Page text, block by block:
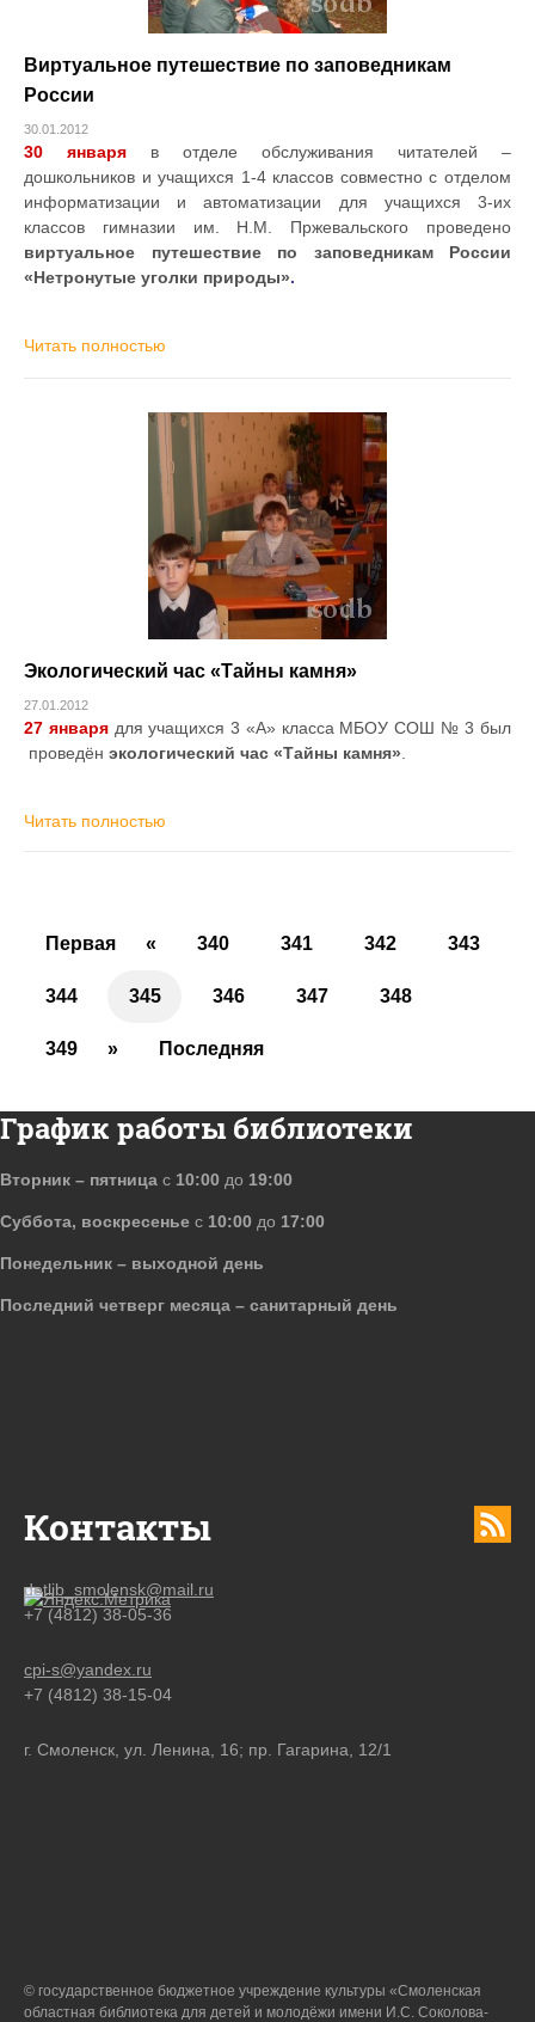
Виртуальное путешествие по заповедникам
России
30.01.2012
30 января в отделе обслуживания читателей –
дошкольников и учащихся 1-4 классов совместно с отделом
информатизации и автоматизации для учащихся 3-их
классов гимназии им. Н.М. Пржевальского проведено
виртуальное путешествие по заповедникам России
«Нетронутые уголки природы».
Читать полностью
Экологический час «Тайны камня»
27.01.2012
27 января для учащихся 3 «А» класса МБОУ СОШ № 3 был
проведён экологический час «Тайны камня»
Читать полностью
Первая « 340 341 342 343
344 345 346 347 348
349 » Последняя
Контакты
detlib_smolensk@mail.ru
+7 (4812) 38-05-36
cpi-s@yandex.ru
+7 (4812) 38-15-04
г. Смоленск, ул. Ленина, 16; пр. Гагарина, 12/1
График работы библиотеки
Вторник – пятница с 10:00 до 19:00
Суббота, воскресенье с 10:00 до 17:00
Понедельник – выходной день
Последний четверг месяца – санитарный день
© государственное бюджетное учреждение культуры «Смоленская
областная библиотека для детей и молодёжи имени И.С. Соколова-